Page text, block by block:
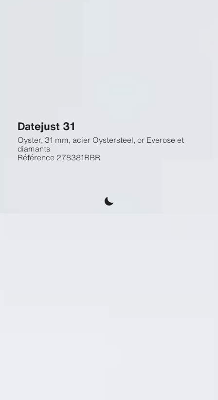
Datejust 31
Oyster, 31 mm, acier Oystersteel, or Everose et
diamants
Référence 278381RBR